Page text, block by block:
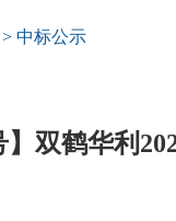
> 中标公示
】双鹤华利